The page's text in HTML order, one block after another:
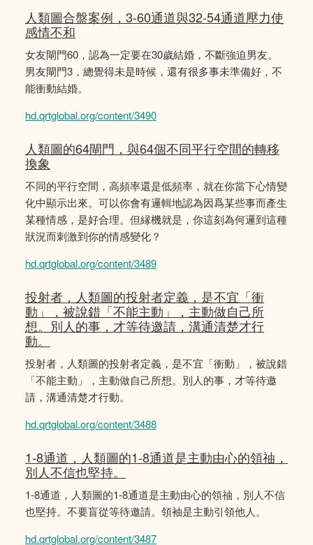
人類圖合盤案例，3-60通道與32-54通道壓力使
感情不和
女友閘門60，認為一定要在30歲結婚，不斷強迫男友。
男友閘門3，總覺得未是時候，還有很多事未準備好，不
能衝動結婚。
hd.qrtglobal.org/content/3490
人類圖的64閘門，與64個不同平行空間的轉移
換象
不同的平行空間，高頻率還是低頻率，就在你當下心情變
化中顯示出來。可以你會有邏輯地認為因爲某些事而產生
某種情感，是好合理。但縁機就是，你這刻為何邏到這種
狀況而刺激到你的情感變化？
hd.qrtglobal.org/content/3489
投射者，人類圖的投射者定義，是不宜「衝
動」，被說錯「不能主動」，主動做自己所
想。別人的事，才等待邀請，溝通清楚才行
動。
投射者，人類圖的投射者定義，是不宜「衝動」，被說錯
「不能主動」，主動做自己所想。別人的事，才等待邀
請，溝通清楚才行動。
hd.qrtglobal.org/content/3488
1-8通道，人類圖的1-8通道是主動由心的領䄂，
別人不信也堅持。
1-8通道，人類圖的1-8通道是主動由心的領䄂，別人不信
也堅持。不要盲從等待邀請。領袖是主動引領他人。
hd.qrtglobal.org/content/3487